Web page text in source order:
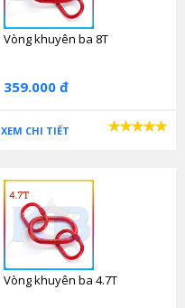
Vòng khuyên ba 8T
359.000 đ
XEM CHI TIẾT
Vòng khuyên ba 4.7T